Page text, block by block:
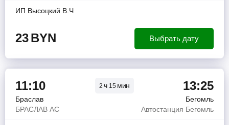
ИП Высоцкий В.Ч
23BYN Выбрать дату
11:10 2ч 15 мин 13:25
Браслав
Бегомль
БРАСЛАВ АС
Автостанция Бегомль